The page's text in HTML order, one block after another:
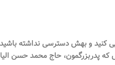
کنید و بهش دسترسی نداشته
پدربزرگمون، حاج محمد حسن